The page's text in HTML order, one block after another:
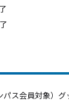
ス会員対象）